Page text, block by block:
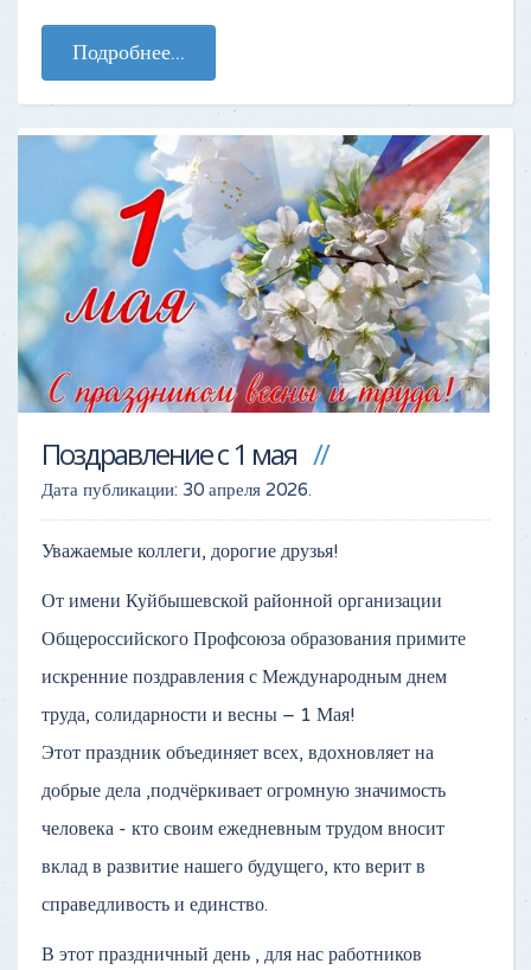
Подробнее...
Поздравление с 1 мая
Дата публикации: 30 апреля 2026.
Уважаемые коллеги, дорогие друзья!
От имени Куйбышевской районной организации
Общероссийского Профсоюза образования примите
искренние поздравления с Международным днем
труда, солидарности и весны – 1 Мая!
Этот праздник объединяет всех, вдохновляет на
добрые дела ,подчёркивает огромную значимость
человека - кто своим ежедневным трудом вносит
вклад в развитие нашего будущего, кто верит в
справедливость и единство.
В этот праздничный день , для нас работников